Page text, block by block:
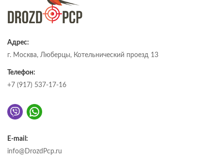
Адрес:
г. Москва, Люберцы, Котельнический проезд 13
Телефон:
+7 (917) 537-17-16
E-mail:
info@DrozdPcp.ru